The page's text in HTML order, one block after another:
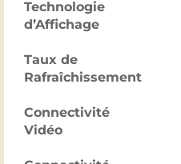
Technologie
d’Affichage
Taux de
Rafraîchissement
Connectivité
Vidéo